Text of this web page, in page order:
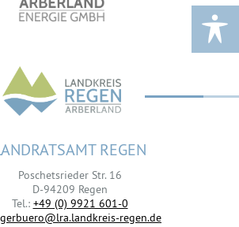
REGEN
Poschetsrieder Str. 16
D-94209 Regen
Tel.: +49 (0) 9921 601-0
regen.de